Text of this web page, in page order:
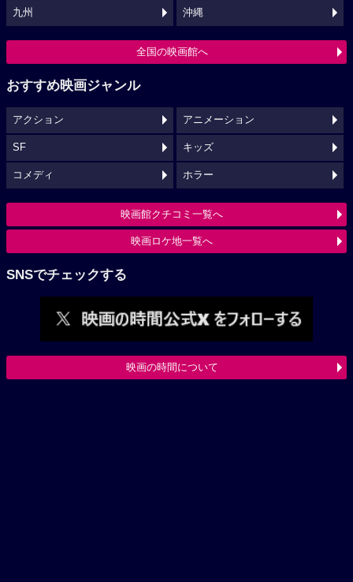
九州 沖縄
全国の映画館へ
おすすめ映画ジャンル
アクション アニメーション
SF キッズ
コメディ ホラー
映画館クチコミ一覧へ
映画ロケ地一覧へ
SNSでチェックする
映画の時間について